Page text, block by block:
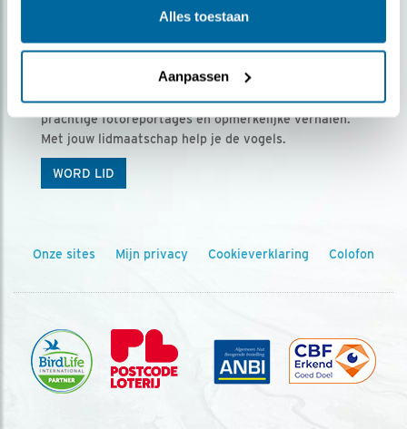
Alles toestaan
Aanpassen
Ontvang 5 x Vogels voor € 36,00 per jaar
Vogels is het tijdschrift voor onze leden, met
prachtige fotoreportages en opmerkelijke verhalen.
Met jouw lidmaatschap help je de vogels.
WORD LID
Onze sites Mijn privacy Cookieverklaring Colofon